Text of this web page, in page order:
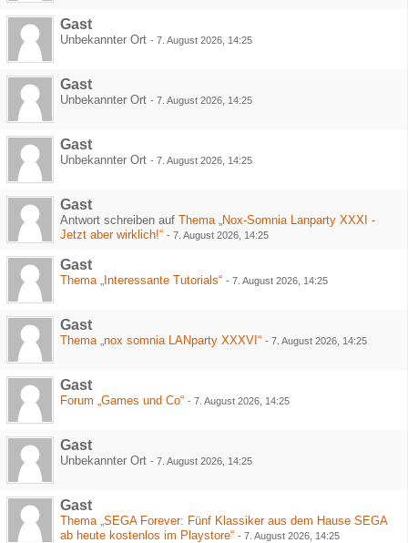
Gast
Unbekannter Ort - 7. August 2026, 14:25
Gast
Unbekannter Ort - 7. August 2026, 14:25
Gast
Unbekannter Ort - 7. August 2026, 14:25
Gast
Antwort schreiben auf Thema „Nox-Somnia Lanparty XXXI -
Jetzt aber wirklich!“ - 7. August 2026, 14:25
Gast
Thema „Interessante Tutorials“ - 7. August 2026, 14:25
Gast
Thema „nox somnia LANparty XXXVI“ - 7. August 2026, 14:25
Gast
Forum „Games und Co“ - 7. August 2026, 14:25
Gast
Unbekannter Ort - 7. August 2026, 14:25
Gast
Thema „SEGA Forever: Fünf Klassiker aus dem Hause SEGA
ab heute kostenlos im Playstore“ - 7. August 2026, 14:25